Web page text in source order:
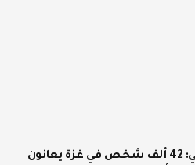
الإحصاء الفلسطيني: 42 ألف شخص في غزة يعانون